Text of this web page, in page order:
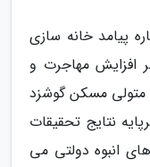
پیامد خانه سازی
افزایش مهاجرت و
متولی مسکن گوشزد
نتایج تحقیقات
انبوه دولتی می